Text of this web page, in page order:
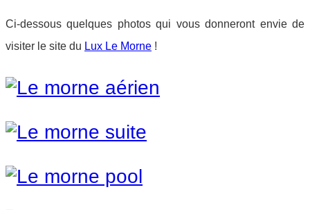
Ci-dessous quelques photos qui vous donneront envie de
visiter le site du Lux Le Morne !